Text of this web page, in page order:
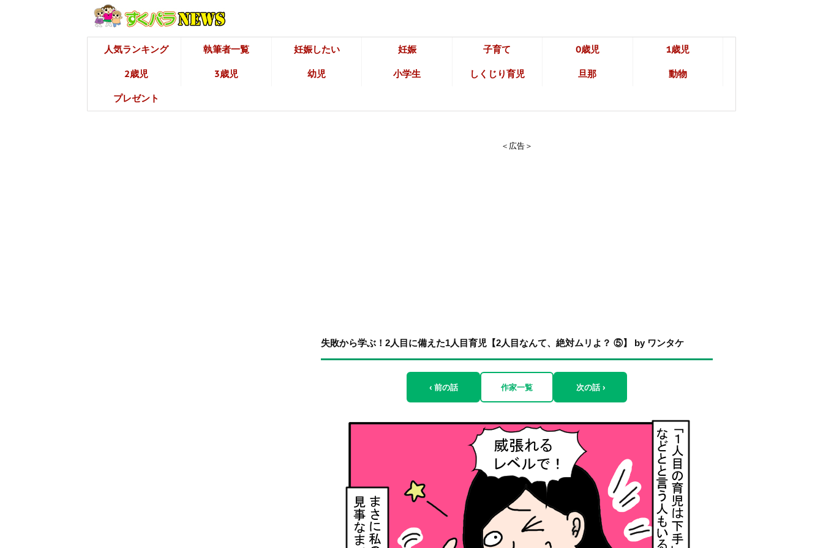
人気ランキング 執筆者一覧 妊娠したい 妊娠 子育て 0歳児 1歳児
2歳児 3歳児 幼児 小学生 しくじり育児 旦那 動物
プレゼント
＜広告＞
失敗から学ぶ！2人目に備えた1人目育児【2人目なんて、絶対ムリよ？ ⑤】 by ワンタケ
‹ 前の話 作家一覧 次の話 ›